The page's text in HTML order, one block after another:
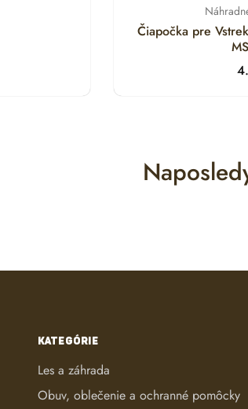
Čiapočka pre
KATEGÓRIE
Les a záhrada
Obuv, oblečenie a ochranné pomôcky